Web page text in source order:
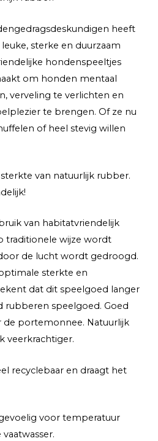
heeft
sterke en duurzaam
hondenspeeltjes
om honden mentaal
verveling te verlichten en
te brengen. Of ze nu
of heel stevig willen
van natuurlijk rubber.
van habitatvriendelijk
traditionele wijze wordt
de lucht wordt gedroogd.
sterkte en
dat dit speelgoed langer
rubberen speelgoed. Goed
portemonnee. Natuurlijk
veerkrachtiger.
recyclebaar en draagt het
voor temperatuur